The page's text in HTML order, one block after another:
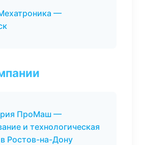
—
ПроМаш —
и технологическая
Ростов-на-Дону